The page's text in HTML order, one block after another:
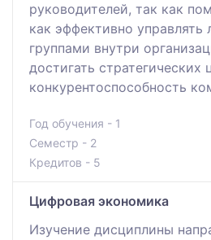
руководителей, так как
как эффективно
группами внутри
достигать
конкурентоспособность
Год обучения - 1
Семестр - 2
Кредитов - 5
Цифровая экономика
Изучение дисциплины